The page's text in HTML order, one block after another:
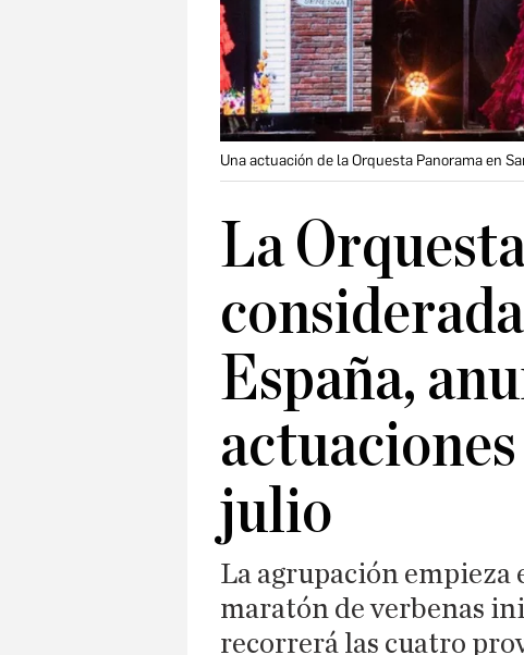
Una actuación de la Orquesta Panorama en
La
España,
julio
La agrupación empieza
maratón de verbenas
recorrerá las cuatro